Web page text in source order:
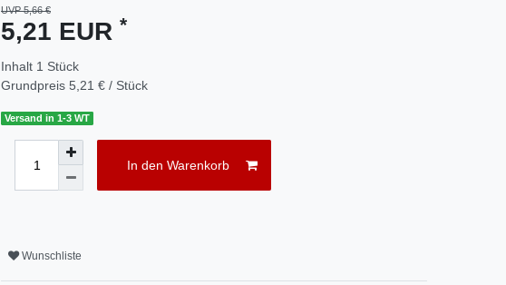
UVP 5,66 €
5,21 EUR *
Inhalt 1 Stück
Grundpreis 5,21 € / Stück
Versand in 1-3 WT
In den Warenkorb
Wunschliste